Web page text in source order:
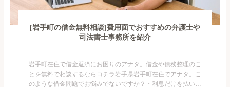
[岩手町の借金無料相談]費用面でおすすめの弁護士や
司法書士事務所を紹介
岩手町在住で借金返済にお困りのアナタ。借金や債務整理のこ
とを無料で相談するならコチラ岩手県岩手町在住でアナタ。こ
のような借金問題でお悩みでないですか？・利息だけを払い続